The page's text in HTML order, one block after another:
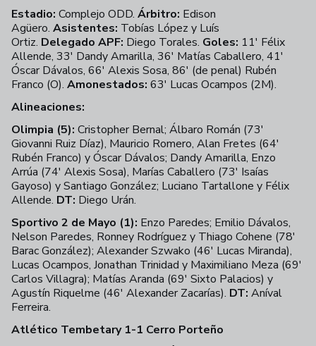
Estadio: Complejo ODD. Árbitro: Edison
Agüero. Asistentes: Tobías López y Luís
Ortiz. Delegado APF: Diego Torales. Goles: 11' Félix
Allende, 33' Dandy Amarilla, 36' Matías Caballero, 41'
Óscar Dávalos, 66' Alexis Sosa, 86' (de penal) Rubén
Franco (O). Amonestados: 63' Lucas Ocampos (2M).
Alineaciones:
Olimpia (5): Cristopher Bernal; Álbaro Román (73'
Giovanni Ruiz Díaz), Mauricio Romero, Alan Fretes (64'
Rubén Franco) y Óscar Dávalos; Dandy Amarilla, Enzo
Arrúa (74' Alexis Sosa), Marías Caballero (73' Isaías
Gayoso) y Santiago González; Luciano Tartallone y Félix
Allende. DT: Diego Urán.
Sportivo 2 de Mayo (1): Enzo Paredes; Emilio Dávalos,
Nelson Paredes, Ronney Rodríguez y Thiago Cohene (78'
Barac González); Alexander Szwako (46' Lucas Miranda),
Lucas Ocampos, Jonathan Trinidad y Maximiliano Meza (69'
Carlos Villagra); Matías Aranda (69' Sixto Palacios) y
Agustín Riquelme (46' Alexander Zacarías). DT: Aníval
Ferreira.
Atlético Tembetary 1-1 Cerro Porteño